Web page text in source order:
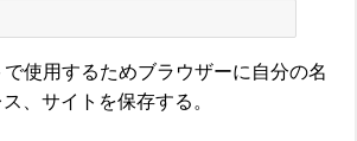
使用するためブラウザーに自分の名
、サイトを保存する。